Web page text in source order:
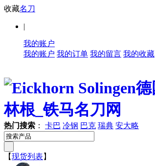
收藏名刀
|
我的账户
我的账户 我的订单 我的留言 我的收藏
热门搜索 ： 卡巴 冷钢 巴克 瑞典 安大略
【现货列表 】